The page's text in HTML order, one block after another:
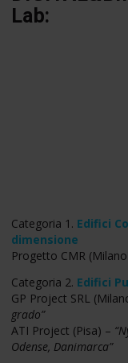
Lab:
Categoria 1. Edifici
dimensione
Progetto CMR
Categoria 2. Edifici
GP Project SRL
grado”
ATI Project (Pisa) –
Odense, Danimarca”